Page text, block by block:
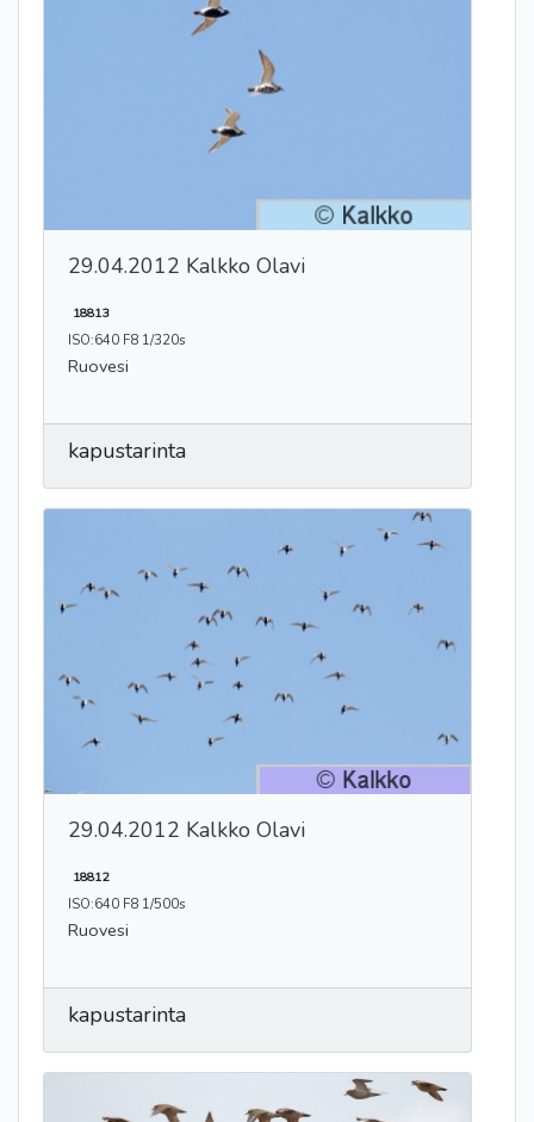
29.04.2012 Kalkko Olavi
18813
ISO:640 F8 1/320s
Ruovesi
kapustarinta
29.04.2012 Kalkko Olavi
18812
ISO:640 F8 1/500s
Ruovesi
kapustarinta